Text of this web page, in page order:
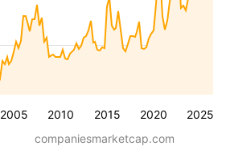
2005 2010 2015 2020 2025
companiesmarketcap.com